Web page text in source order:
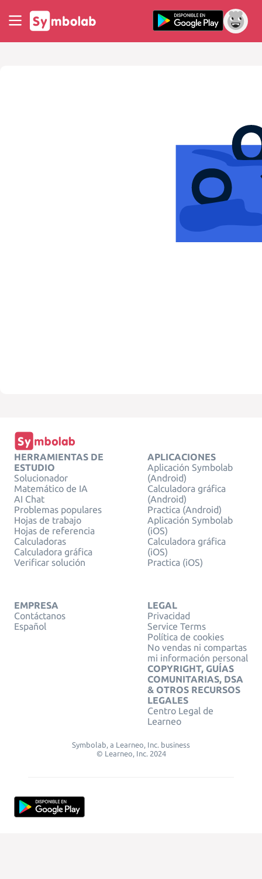
HERRAMIENTAS DE
ESTUDIO
Solucionador
Matemático de IA
AI Chat
Problemas populares
Hojas de trabajo
Hojas de referencia
Calculadoras
Calculadora gráfica
Verificar solución
APLICACIONES
Aplicación Symbolab
(Android)
Calculadora gráfica
(Android)
Practica (Android)
Aplicación Symbolab
(iOS)
Calculadora gráfica
(iOS)
Practica (iOS)
EMPRESA
Contáctanos
Español
LEGAL
Privacidad
Service Terms
Política de cookies
No vendas ni compartas
mi información personal
COPYRIGHT, GUÍAS
COMUNITARIAS, DSA
& OTROS RECURSOS
LEGALES
Centro Legal de
Learneo
Symbolab, a Learneo, Inc. business
© Learneo, Inc. 2024